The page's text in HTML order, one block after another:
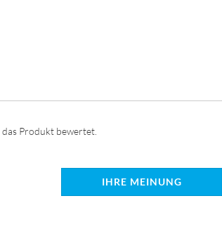
Produkt bewertet.
IHRE MEINUNG